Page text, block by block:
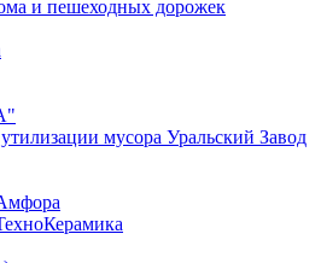
и пешеходных дорожек
мусора Уральский Завод